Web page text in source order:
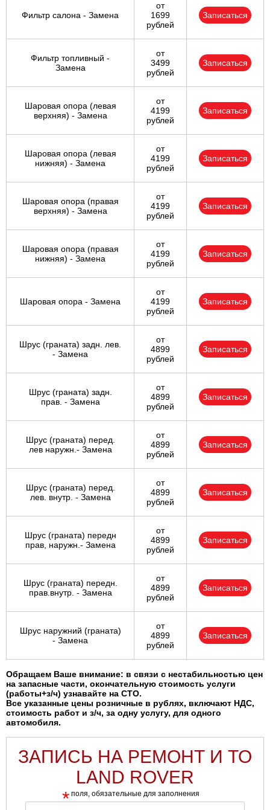
Фильтр салона - Замена
от
1699
рублей
Записаться
Фильтр топливный -
Замена
от
3499
рублей
Записаться
Шаровая опора (левая
верхняя) - Замена
от
4199
рублей
Записаться
Шаровая опора (левая
нижняя) - Замена
от
4199
рублей
Записаться
Шаровая опора (правая
верхняя) - Замена
от
4199
рублей
Записаться
Шаровая опора (правая
нижняя) - Замена
от
4199
рублей
Записаться
Шаровая опора - Замена
от
4199
рублей
Записаться
Шрус (граната) задн. лев.
- Замена
от
4899
рублей
Записаться
Шрус (граната) задн.
прав. - Замена
от
4899
рублей
Записаться
Шрус (граната) перед.
лев наружн.- Замена
от
4899
рублей
Записаться
Шрус (граната) перед.
лев. внутр. - Замена
от
4899
рублей
Записаться
Шрус (граната) передн
прав, наружн.- Замена
от
4899
рублей
Записаться
Шрус (граната) передн.
прав.внутр. - Замена
от
4899
рублей
Записаться
Шрус наружний (граната)
- Замена
от
4899
рублей
Записаться
Обращаем Ваше внимание: в связи с нестабильностью цен
на запасные части, окончательную стоимость услуги
(работы+з/ч) узнавайте на СТО.
Все указанные цены розничные в рублях, включают НДС,
стоимость работ и з/ч, за одну услугу, для одного
автомобиля.
ЗАПИСЬ НА РЕМОНТ И ТО
LAND ROVER
* поля, обязательные для заполнения